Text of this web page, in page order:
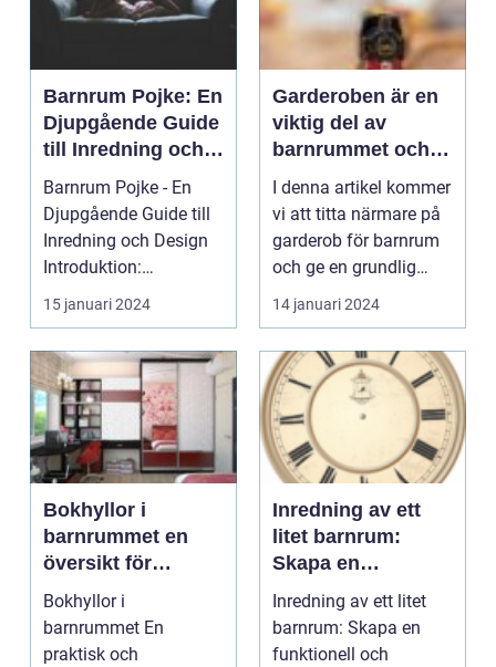
Barnrum Pojke: En
Djupgående Guide
till Inredning och
Design
Barnrum Pojke - En
Djupgående Guide till
Inredning och Design
Introduktion:
Barnrummet är en
viktig...
15 januari 2024
Garderoben är en
viktig del av
barnrummet och
kan hjälpa till att
organisera och
hålla ordning på
barnets kläder och
tillbehör
I denna artikel kommer
vi att titta närmare på
garderob för barnrum
och ge en grundlig
översikt över...
14 januari 2024
Bokhyllor i
barnrummet en
översikt för
föräldrar
Bokhyllor i
barnrummet En
praktisk och
Inredning av ett
litet barnrum:
Skapa en
funktionell och
inspirerande miljö
Inredning av ett litet
barnrum: Skapa en
funktionell och